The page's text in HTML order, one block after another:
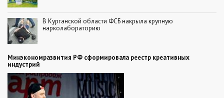
В Курганской области ФСБ накрыла крупную
нарколабораторию
Минэкономразвития РФ сформировала реестр креативных
индустрий